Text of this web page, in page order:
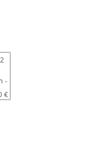
KM/H
2,1t Tragkraft / Paar
Rampen - ca. 2,5t Tragkraft
€